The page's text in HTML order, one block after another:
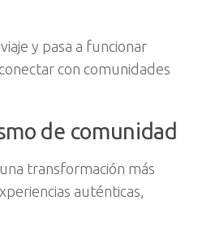
y pasa a funcionar
con comunidades
de comunidad
transformación más
auténticas,